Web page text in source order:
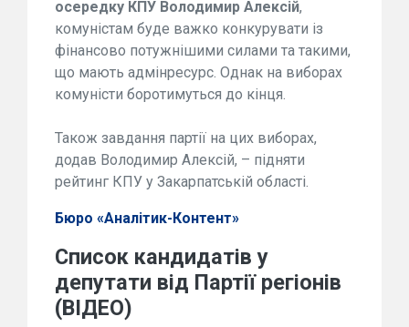
осередку КПУ Володимир Алексій,
комуністам буде важко конкурувати із
фінансово потужнішими силами та такими,
що мають адмінресурс. Однак на виборах
комуністи боротимуться до кінця.
Також завдання партії на цих виборах,
додав Володимир Алексій, – підняти
рейтинг КПУ у Закарпатській області.
Бюро «Аналітик-Контент»
Список кандидатів у
депутати від Партії регіонів
(ВІДЕО)